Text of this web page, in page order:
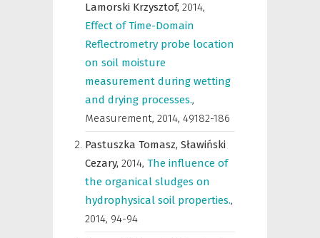
Lamorski Krzysztof, 2014,
Effect of Time-Domain
Reflectrometry probe location
on soil moisture
measurement during wetting
and drying processes.,
Measurement, 2014, 49182-186
Pastuszka Tomasz, Sławiński
Cezary, 2014, The influence of
the organical sludges on
hydrophysical soil properties.,
2014, 94-94